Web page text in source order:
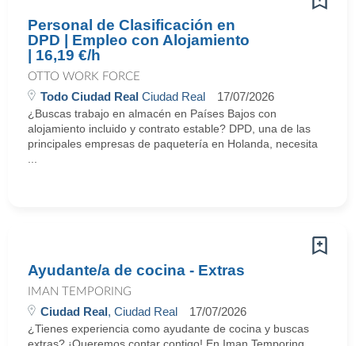
Personal de Clasificación en
DPD | Empleo con Alojamiento
| 16,19 €/h
OTTO WORK FORCE
Todo Ciudad Real Ciudad Real 17/07/2026
¿Buscas trabajo en almacén en Países Bajos con
alojamiento incluido y contrato estable? DPD, una de las
principales empresas de paquetería en Holanda, necesita
Ayudante/a de cocina - Extras
IMAN TEMPORING
Ciudad Real, Ciudad Real 17/07/2026
¿Tienes experiencia como ayudante de cocina y buscas